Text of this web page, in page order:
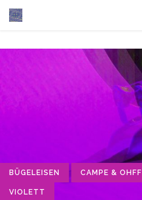
BÜGELEISEN CAMPE & OHFF
VIOLETT